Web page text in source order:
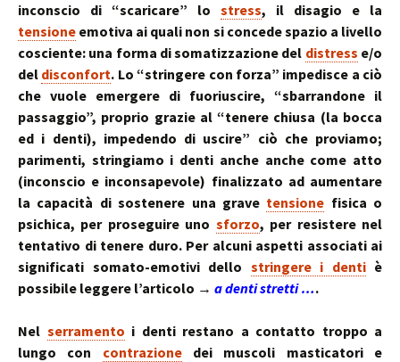
inconscio di “scaricare” lo stress, il disagio e la
tensione emotiva ai quali non si concede spazio a livello
cosciente: una forma di somatizzazione del distress e/o
del disconfort. Lo “stringere con forza” impedisce a ciò
che vuole emergere di fuoriuscire, “sbarrandone il
passaggio”, proprio grazie al “tenere chiusa (la bocca
ed i denti), impedendo di uscire” ciò che proviamo;
parimenti, stringiamo i denti anche anche come atto
(inconscio e inconsapevole) finalizzato ad aumentare
la capacità di sostenere una grave tensione fisica o
psichica, per proseguire uno sforzo, per resistere nel
tentativo di tenere duro. Per alcuni aspetti associati ai
significati somato-emotivi dello stringere i dentiè
possibile leggere l’articolo → a denti stretti ….
Nel serramento i denti restano a contatto troppo a
lungo con contrazionedei muscoli masticatori e